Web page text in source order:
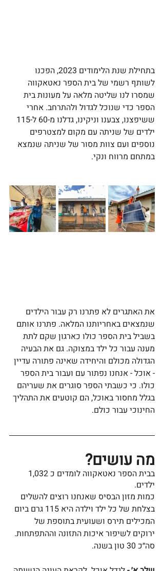
בתחילת שנת הלימודים 2023, הפכנו
לשותף רשמי של בית הספר נאטאקווה
שמסרו לנו שליטה מלאה על מעונות בית
הספר כדי שנוכל לגדול ולהתרחב. אחרי
ילדים של שניתה עם מקום למצטרפים
נוספים ועם צוות מסור של שניתה שנמצא
במתחם מרווח ונקי.
את האתגרים לא פתרנו רק עבור הילדים
שנמצאים באחריותנו המלאה. פתרנו אותם
בשביל בית הספר כולו כארגון שקם לתת
מענה עבור כל ילד במצוקה. גם את הבעיה
הגדולה מכולם והיחידה שאינה פתורה עדיין
- אוכל - אנחנו נפתור עם ועבור בית הספר
כולו. כי כשבתי הספר סוגרים את שעריהם
בגלל מחסור באוכל, הם קוטעים את התהליך
החינוכי עבור כולם.
מה עושים?
ילדים.
כמות מזון הבסיס שאנחנו רוצים להשלים
בצלחת של כל ילד וילדה היא 115 גרם ביום
המכילים תירס ושעועית בתוספת של
ירוקים לשיפור איכות התזונה וההתפתחות.
סה״כ 30 טון בשנה.